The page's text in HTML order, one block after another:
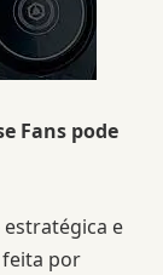
Fans pode
estratégica e
por